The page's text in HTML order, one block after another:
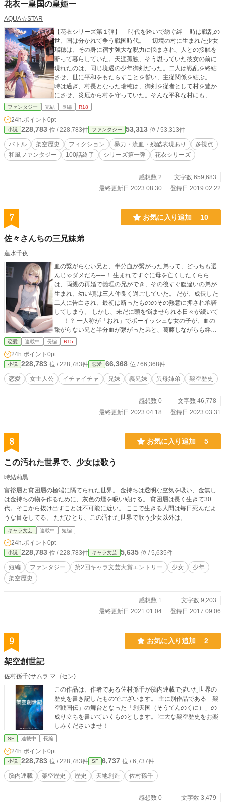
花衣ー皇国の皇姫ー
AQUA☆STAR
【花衣シリーズ第１弾】 時代を跨いで紡ぐ絆 時は戦乱の
世、国は分かれて争う戦国時代。 辺境の村に生まれた少女
瑞穂は、その身に宿す強大な呪力に悩まされ、人との接触を
断って暮らしていた。天涯孤独、そう思っていた彼女の前に
現れたのは、同じ境遇の少年御剣だった。二人は戦乱を終結
させ、世に平和をもたらすことを誓い、主従関係を結ぶ。
時は過ぎ、村長となった瑞穂は、御剣を従者として村を豊か
にさせ、災厄から村を守っていた。そんな平和な村にも、戦
乱の風が容赦なく吹き付ける。 領主からの重税により、村
染が殺害される。怒りを解放した瑞穂は僅かな手勢を率いて
領主を襲撃、そして指導者を倒し、遂には国を打ち崩し新た
な国である皇国を建国する。 平和を望む彼女に何らかの作
為が働いているのかの如く、彼女や皇国に次々と戦の火の粉
が降りかかる。 豊葦原瑞穂皇国初代皇帝、瑞穂之命、通称
スト作成の絵師様 Naoko様（表紙・立ち絵） 猫ペンギン様
（宣伝イラスト等） 琴水さやは様（挿絵・立ち絵） 黒杞よる
ファンタジー 完結 長編 R18
24h.ポイント 0pt
小説 228,783 位 / 228,783件 ファンタジー 53,313 位 / 53,313件
バトル 架空歴史 フィクション 暴力・流血・残酷表現あり
多視点
和風ファンタジー
100話終了 シリーズ第一弾 花衣シリーズ
感想数 2
文字数 659,683
最終更新日 2023.08.30
登録日 2019.02.22
7 お気に入り追加 10
佐々さんちの三兄妹弟
蓮水千夜
血の繋がらない兄と、半分血が繋がった弟って、どっちも選
んじゃダメだろ──！ 生まれてすぐに母を亡くしたくらら
は、両親の再婚で義理の兄ができ、その後すぐ腹違いの弟が
生まれ、幼い頃は三人仲良く過ごしていた。 だが、成長した
二人に告白され、最初は断ったもののその熱意に押され承諾
してしまう。 しかし、未だに頭を悩ませられる日々が続いて
──！？ 一人称が「おれ」でボーイッシュな女の子が、血の
繋がらない兄と半分血が繋がった弟と、葛藤しながらも絆を
深めていく三兄妹弟（きょうだい）のラブコメです。
恋愛 連載中 長編 R15
24h.ポイント 0pt
小説 228,783 位 / 228,783件 恋愛 66,368 位 / 66,368件
恋愛 女主人公 イチャイチャ 兄妹 義兄妹 異母姉弟 架空歴史
感想数 0
文字数 46,778
最終更新日 2023.04.18
登録日 2023.03.31
8 お気に入り追加 5
この汚れた世界で、少女は歌う
時結莉黒
富裕層と貧困層の極端に隔てられた世界。 金持ちは透明な空気を吸い、金無し
は金持ちの物を作るために、灰色の煙を吸い続ける。 貧困層は長く生きて30
代。そこから抜け出すことは不可能に近い。 ここで生きる人間は毎日死んだよ
うな目をしてる。 ただひとり、この汚れた世界で歌う少女以外は。
キャラ文芸 連載中 短編
24h.ポイント 0pt
小説 228,783 位 / 228,783件 キャラ文芸 5,635 位 / 5,635件
短編 ファンタジー 第2回キャラ文芸大賞エントリー 少女
少年
架空歴史
感想数 1
文字数 9,203
最終更新日 2021.01.04
登録日 2017.09.06
9 お気に入り追加 2
架空創世記
佐村孫千(サムラ マゴセン)
この作品は、作者である佐村孫千が脳内連載で描いた世界の
歴史を書き記したものでございます。 主に別作品である「架
空戦国伝」の舞台となった「創天国（そうてんのくに）」の
成り立ちを書いていくものとします。 壮大な架空歴史をお楽
しみくださいませ！
SF 連載中 長編
24h.ポイント 0pt
小説 228,783 位 / 228,783件 SF 6,737 位 / 6,737件
脳内連載 架空歴史 歴史 天地創造 佐村孫千
感想数 0
文字数 3,479